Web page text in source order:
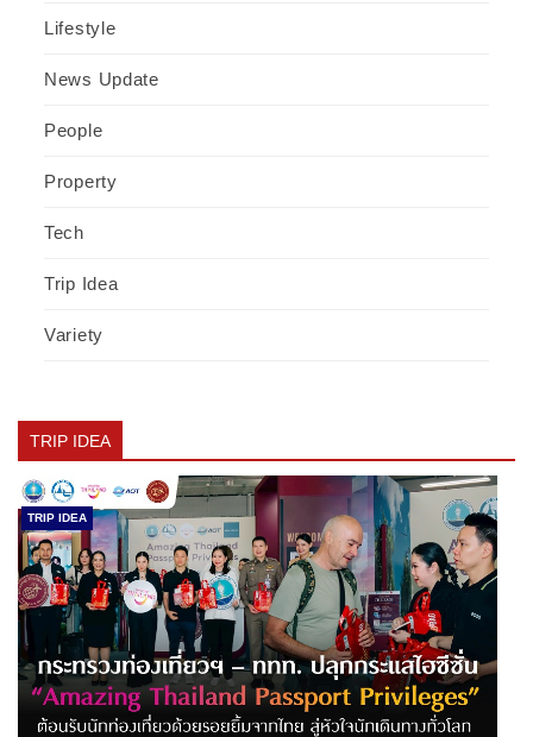
Lifestyle
News Update
People
Property
Tech
Trip Idea
Variety
TRIP IDEA
TRIP IDEA